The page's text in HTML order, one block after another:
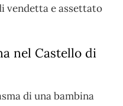
vendetta e assettato
nel Castello di
di una bambina